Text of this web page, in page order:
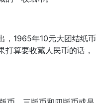
1965年10元大团结纸币
算要收藏人民币的话，